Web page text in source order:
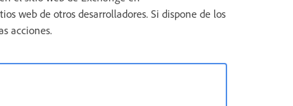
web de otros desarrolladores. Si dispone de los
acciones.